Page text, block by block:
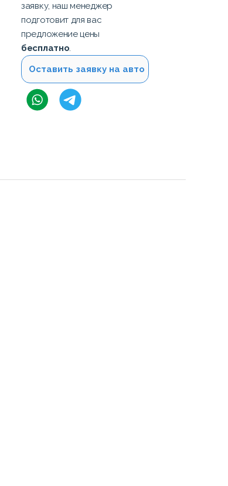
заявку, наш менеджер
подготовит для вас
предложение цены
бесплатно.
Оставить заявку на авто